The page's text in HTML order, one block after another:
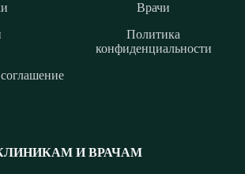
И ВРАЧАМ
Врачи
Политика
конфиденциальности